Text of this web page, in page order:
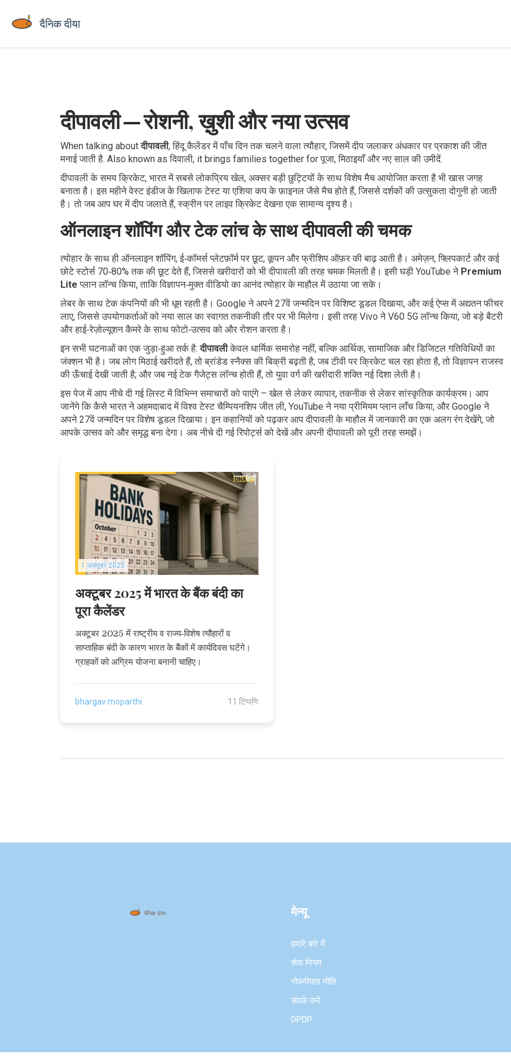
दीपावली — रोशनी, ख़ुशी और नया उत्सव
When talking aboutदीपावली,हिंदू कैलेंडर में पाँच दिन तक चलने वाला त्यौहार, जिसमें दीप जलाकर अंधकार पर प्रकाश की जीत
मनाई जाती है. Also known asदिवाली, it brings families together for पूजा, मिठाइयाँ और नए साल की उमीदें.
दीपावली के समयक्रिकेट, भारत में सबसे लोकप्रिय खेल, अक्सर बड़ी छुट्टियों के साथ विशेष मैच आयोजित करता है भी खास जगह
बनाता है। इस महीने वेस्ट इंडीज के खिलाफ टेस्ट या एशिया कप के फ़ाइनल जैसे मैच होते हैं, जिससे दर्शकों की उत्सुकता दोगुनी हो जाती
है। तो जब आप घर में दीप जलाते हैं, स्क्रीन पर लाइव क्रिकेट देखना एक सामान्य दृश्य है।
ऑनलाइन शॉपिंग और टेक लांच के साथ दीपावली की चमक
त्योहार के साथ ही ऑनलाइन शॉपिंग,ई‑कॉमर्स प्लेटफ़ॉर्म पर छूट, कूपन और फ्रीशिप ऑफ़र की बाढ़ आती है। अमेज़न, फ्लिपकार्ट और कई
छोटे स्टोर्स 70‑80% तक की छूट देते हैं, जिससे खरीदारों को भी दीपावली की तरह चमक मिलती है। इसी घड़ी YouTube ने Premium
Lite प्लान लॉन्च किया, ताकि विज्ञापन‑मुक्त वीडियो का आनंद त्योहार के माहौल में उठाया जा सके।
लेबर के साथ टेक कंपनियों की भी धूम रहती है। Google ने अपने 27वें जन्मदिन पर विशिष्ट डूडल दिखाया, और कई ऐप्स में अद्यतन फीचर
लाए, जिससे उपयोगकर्ताओं को नया साल का स्वागत तकनीकी तौर पर भी मिलेगा। इसी तरह Vivo ने V60 5G लॉन्च किया, जो बड़े बैटरी
और हाई‑रेज़ोल्यूशन कैमरे के साथ फोटो‑उत्सव को और रोशन करता है।
इन सभी घटनाओं का एक जुड़ा‑हुआ तर्क है:दीपावलीकेवल धार्मिक समारोह नहीं, बल्कि आर्थिक, सामाजिक और डिजिटल गतिविधियों का
जंक्शन भी है। जब लोग मिठाई खरीदते हैं, तो ब्रांडेड स्नैक्स की बिक्री बढ़ती है; जब टीवी पर क्रिकेट चल रहा होता है, तो विज्ञापन राजस्व
की ऊँचाई देखी जाती है; और जब नई टेक गैजेट्स लॉन्च होती हैं, तो युवा वर्ग की खरीदारी शक्ति नई दिशा लेती है।
इस पेज में आप नीचे दी गई लिस्ट में विभिन्न समाचारों को पाएंगे – खेल से लेकर व्यापार, तकनीक से लेकर सांस्कृतिक कार्यक्रम। आप
जानेंगे कि कैसे भारत ने अहमदाबाद में विश्व टेस्ट चैम्पियनशिप जीत ली, YouTube ने नया प्रीमियम प्लान लाँच किया, और Google ने
अपने 27वें जन्मदिन पर विशेष डूडल दिखाया। इन कहानियों को पढ़कर आप दीपावली के माहौल में जानकारी का एक अलग रंग देखेंगे, जो
आपके उत्सव को और समृद्ध बना देगा। अब नीचे दी गई रिपोर्ट्स को देखें और अपनी दीपावली को पूरी तरह समझें।
1 अक्तूबर 2025
अक्टूबर 2025 में भारत के बैंक बंदी का
पूरा कैलेंडर
अक्टूबर 2025 में राष्ट्रीय व राज्य‑विशेष त्यौहारों व
साप्ताहिक बंदी के कारण भारत के बैंकों में कार्यदिवस घटेंगे।
ग्राहकों को अग्रिम योजना बनानी चाहिए।
bhargav moparthi 11 टिप्पणि
मेन्यू
हमारे बारे में
सेवा नियम
गोपनीयता नीति
संपर्क करें
DPDP